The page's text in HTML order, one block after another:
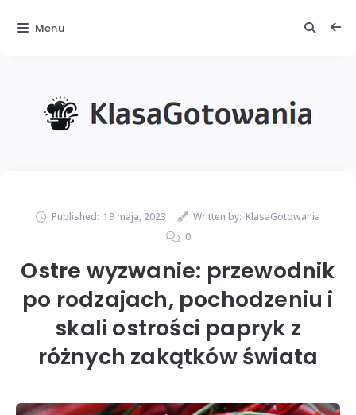
Published: 19 maja, 2023 Written by: KlasaGotowania
0
Ostre wyzwanie: przewodnik
po rodzajach, pochodzeniu i
skali ostrości papryk z
różnych zakątków świata
Menu